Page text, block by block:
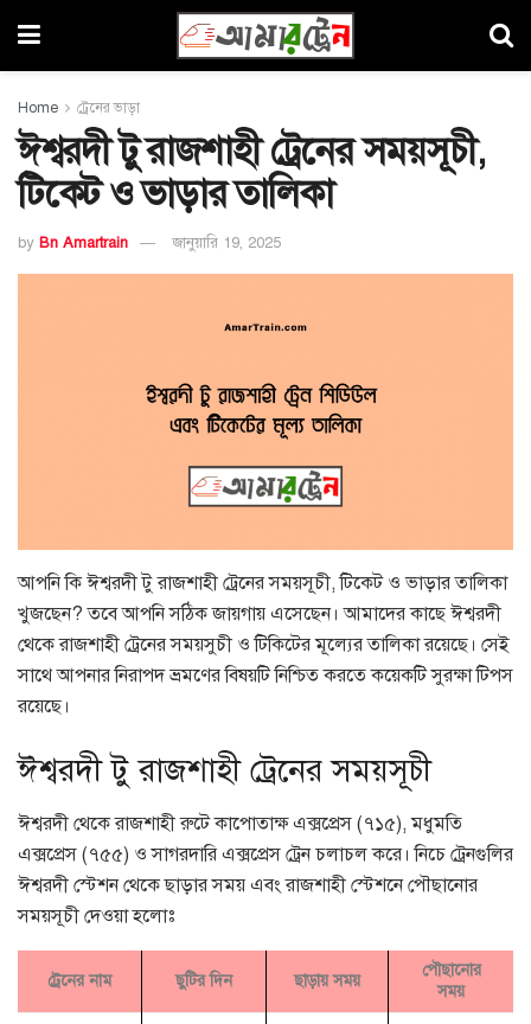
Home ট্রেনের ভাড়া
ঈশ্বরদী টু রাজশাহী ট্রেনের সময়সূচী,
টিকেট ও ভাড়ার তালিকা
by Bn Amartrain জানুয়ারি 19, 2025
আপনি কি ঈশ্বরদী টু রাজশাহী ট্রেনের সময়সূচী, টিকেট ও ভাড়ার তালিকা
খুজছেন? তবে আপনি সঠিক জায়গায় এসেছেন। আমাদের কাছে ঈশ্বরদী
থেকে রাজশাহী ট্রেনের সময়সুচী ও টিকিটের মূল্যের তালিকা রয়েছে। সেই
সাথে আপনার নিরাপদ ভ্রমণের বিষয়টি নিশ্চিত করতে কয়েকটি সুরক্ষা টিপস
রয়েছে।
ঈশ্বরদী টু রাজশাহী ট্রেনের সময়সূচী
ঈশ্বরদী থেকে রাজশাহী রুটে কাপোতাক্ষ এক্সপ্রেস (৭১৫), মধুমতি
এক্সপ্রেস (৭৫৫) ও সাগরদারি এক্সপ্রেস ট্রেন চলাচল করে। নিচে ট্রেনগুলির
ঈশ্বরদী স্টেশন থেকে ছাড়ার সময় এবং রাজশাহী স্টেশনে পৌছানোর
সময়সূচী দেওয়া হলোঃ
ট্রেনের নাম ছুটির দিন ছাড়ায় সময়
পৌছানোর
সময়